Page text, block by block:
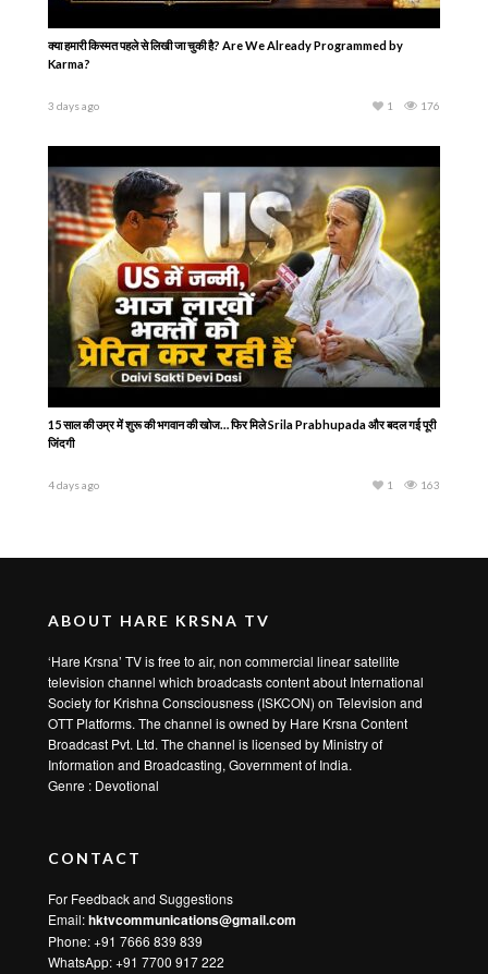
क्या हमारी किस्मत पहले से लिखी जा चुकी है? Are We Already Programmed by
Karma?
3 days ago 176
1
15 साल की उम्र में शुरू की भगवान की खोज… फिर मिले Srila Prabhupada और बदल गई पूरी
जिंदगी
4 days ago 163
1
ABOUT HARE KRSNA TV
‘Hare Krsna’ TV is free to air, non commercial linear satellite
television channel which broadcasts content about International
Society for Krishna Consciousness (ISKCON) on Television and
OTT Platforms. The channel is owned by Hare Krsna Content
Broadcast Pvt. Ltd. The channel is licensed by Ministry of
Information and Broadcasting, Government of India.
Genre : Devotional
CONTACT
For Feedback and Suggestions
Email:hktvcommunications@gmail.com
Phone: +91 7666 839 839
WhatsApp:+91 7700 917 222